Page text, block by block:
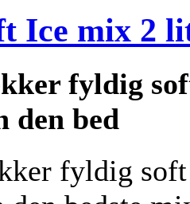
Ice mix 2
fyldig
den bed
fyldig